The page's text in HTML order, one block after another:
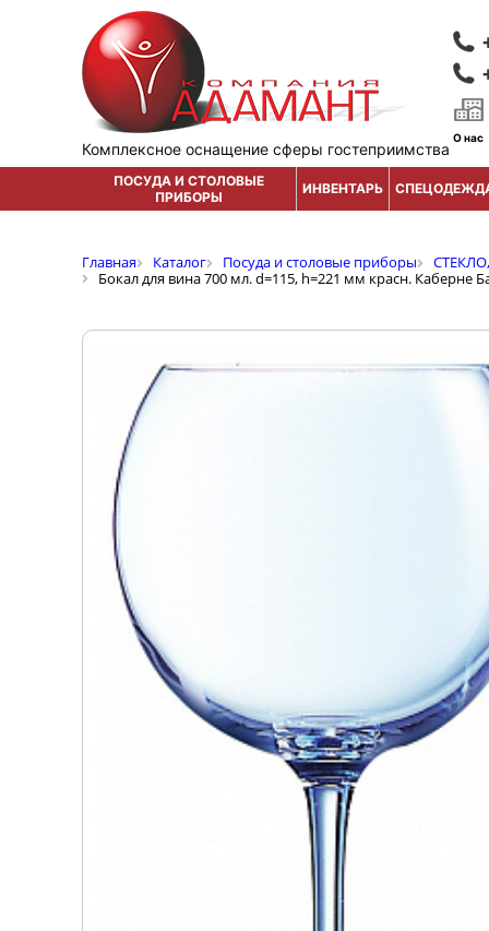
Комплексное оснащение сферы гостеприимства
О нас
ПОСУДА И СТОЛОВЫЕ
ПРИБОРЫ
ИНВЕНТАРЬ
Главная Каталог Посуда и столовые приборы
Бокал для вина 700 мл. d=115, h=221 мм красн. Каберне